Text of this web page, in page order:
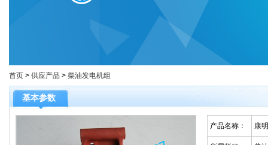
首页 > 供应产品 > 柴油发电机组
基本参数
产品名称： 康